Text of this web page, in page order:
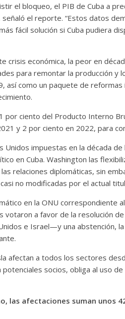
el bloqueo, el PIB de Cuba a
señaló el reporte. “Estos datos
fácil solución si Cuba pudiera
crisis económica, la peor en
para remontar la producción
así como un paquete de
por ciento del Producto Interno
y 2 por ciento en 2022, para
Unidos impuestas en la década
en Cuba. Washington las
relaciones diplomáticas, sin
no modificadas por el actual
en la ONU correspondiente
a favor de la resolución
e Israel—y una abstención,
afectan a todos los sectores
socios, obliga al uso
las afectaciones suman unos